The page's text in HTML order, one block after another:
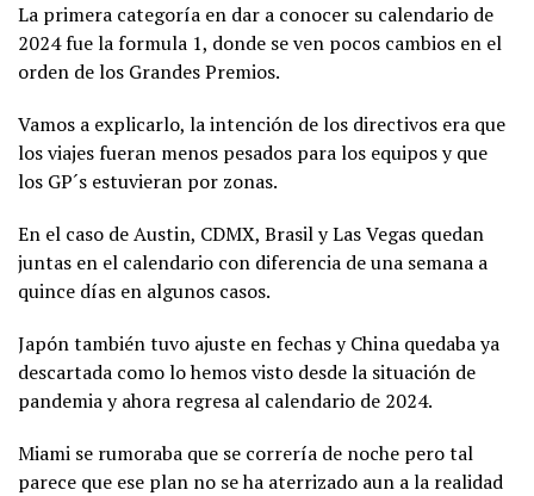
La primera categoría en dar a conocer su calendario de
2024 fue la formula 1, donde se ven pocos cambios en el
orden de los Grandes Premios.
Vamos a explicarlo, la intención de los directivos era que
los viajes fueran menos pesados para los equipos y que
los GP´s estuvieran por zonas.
En el caso de Austin, CDMX, Brasil y Las Vegas quedan
juntas en el calendario con diferencia de una semana a
quince días en algunos casos.
Japón también tuvo ajuste en fechas y China quedaba ya
descartada como lo hemos visto desde la situación de
pandemia y ahora regresa al calendario de 2024.
Miami se rumoraba que se correría de noche pero tal
parece que ese plan no se ha aterrizado aun a la realidad